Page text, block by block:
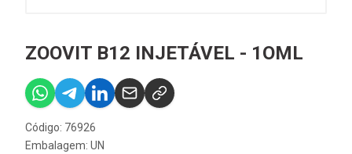
ZOOVIT B12 INJETÁVEL - 1OML
Código: 76926
Embalagem: UN